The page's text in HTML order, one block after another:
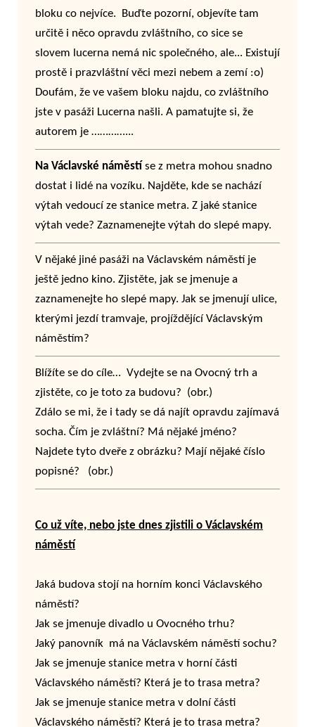
bloku co nejvíce. Buďte pozorní, objevíte tam
určitě i něco opravdu zvláštního, co sice se
slovem lucerna nemá nic společného, ale... Existují
prostě i prazvláštní věci mezi nebem a zemí :o)
Doufám, že ve vašem bloku najdu, co zvláštního
jste v pasáži Lucerna našli. A pamatujte si, že
autorem je …………...
Na Václavské náměstí se z metra mohou snadno
dostat i lidé na vozíku. Najděte, kde se nachází
výtah vedoucí ze stanice metra. Z jaké stanice
výtah vede? Zaznamenejte výtah do slepé mapy.
V nějaké jiné pasáži na Václavském náměstí je
ještě jedno kino. Zjistěte, jak se jmenuje a
zaznamenejte ho slepé mapy. Jak se jmenují ulice,
kterými jezdí tramvaje, projíždějící Václavským
náměstím?
Blížíte se do cíle… Vydejte se na Ovocný trh a
zjistěte, co je toto za budovu? (obr.)
Zdálo se mi, že i tady se dá najít opravdu zajímavá
socha. Čím je zvláštní? Má nějaké jméno?
Najdete tyto dveře z obrázku? Mají nějaké číslo
popisné? (obr.)
Co už víte, nebo jste dnes zjistili o Václavském
náměstí
Jaká budova stojí na horním konci Václavského
náměstí?
Jak se jmenuje divadlo u Ovocného trhu?
Jaký panovník má na Václavském náměstí sochu?
Jak se jmenuje stanice metra v horní části
Václavského náměstí? Která je to trasa metra?
Jak se jmenuje stanice metra v dolní části
Václavského náměstí? Která je to trasa metra?